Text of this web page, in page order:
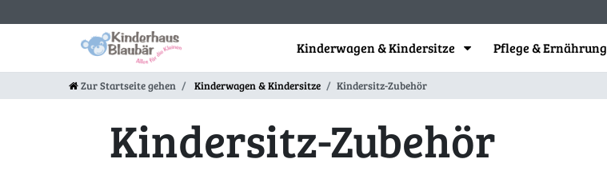
Kinderwagen & Kindersitze Pflege & Ernährung
Zur Startseite gehen Kinderwagen & Kindersitze Kindersitz-Zubehör
Kindersitz-Zubehör